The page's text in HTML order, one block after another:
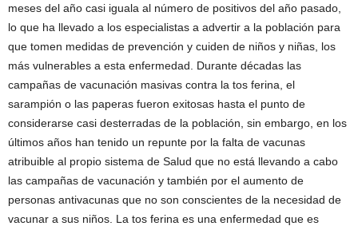
meses del año casi iguala al número de positivos del año pasado,
lo que ha llevado a los especialistas a advertir a la población para
que tomen medidas de prevención y cuiden de niños y niñas, los
más vulnerables a esta enfermedad. Durante décadas las
campañas de vacunación masivas contra la tos ferina, el
sarampión o las paperas fueron exitosas hasta el punto de
considerarse casi desterradas de la población, sin embargo, en los
últimos años han tenido un repunte por la falta de vacunas
atribuible al propio sistema de Salud que no está llevando a cabo
las campañas de vacunación y también por el aumento de
personas antivacunas que no son conscientes de la necesidad de
vacunar a sus niños. La tos ferina es una enfermedad que es